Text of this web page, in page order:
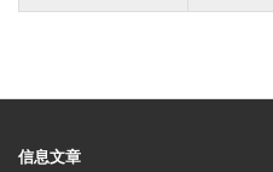
信息文章